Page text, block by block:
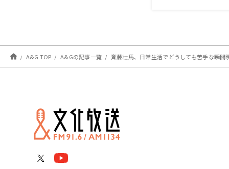
A&G TOP A&Gの記事一覧 斉藤壮馬、日常生活でどうしても苦手な瞬